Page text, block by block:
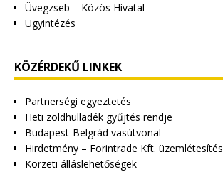
Üvegzseb – Közös Hivatal
Ügyintézés
KÖZÉRDEKŰ LINKEK
Partnerségi egyeztetés
Heti zöldhulladék gyűjtés rendje
Budapest-Belgrád vasútvonal
Hirdetmény – Forintrade Kft. üzemlétesítés
Körzeti álláslehetőségek